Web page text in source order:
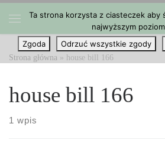
Przejdź do treści
Strona główna » house bill 166
house bill 166
1 wpis
Ta strona korzysta z ciasteczek aby
najwyższym
Zgoda
Odrzuć wszystkie zgody